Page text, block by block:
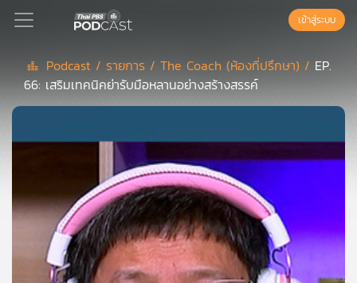
Podcast
เพล
สต์
แนะนำ
เข้าสู่ระบบ
Podcast / รายการ /The Coach (ห้องที่ปรึกษา) / EP.
66: เสริมเทคนิคย่ารับมือหลานอย่างสร้างสรรค์